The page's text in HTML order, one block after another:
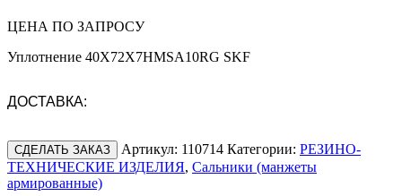
ЦЕНА ПО ЗАПРОСУ
Уплотнение 40X72X7HMSA10RG SKF
ДОСТАВКА:
СДЕЛАТЬ ЗАКАЗ Артикул: 110714 Категории: РЕЗИНО-
ТЕХНИЧЕСКИЕ ИЗДЕЛИЯ, Сальники (манжеты
армированные)